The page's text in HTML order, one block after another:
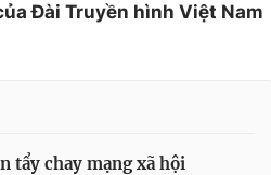
Đài Truyền hình Việt Nam
tẩy chay mạng xã hội